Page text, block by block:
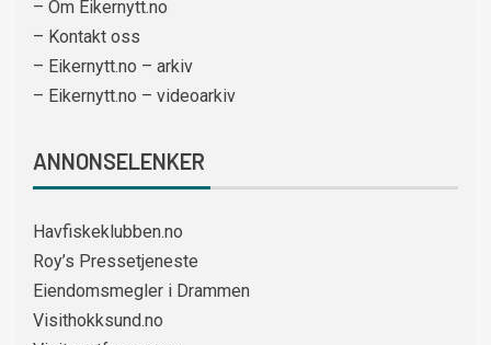
– Om Eikernytt.no
– Kontakt oss
– Eikernytt.no – arkiv
– Eikernytt.no – videoarkiv
ANNONSELENKER
Havfiskeklubben.no
Roy’s Pressetjeneste
Eiendomsmegler i Drammen
Visithokksund.no